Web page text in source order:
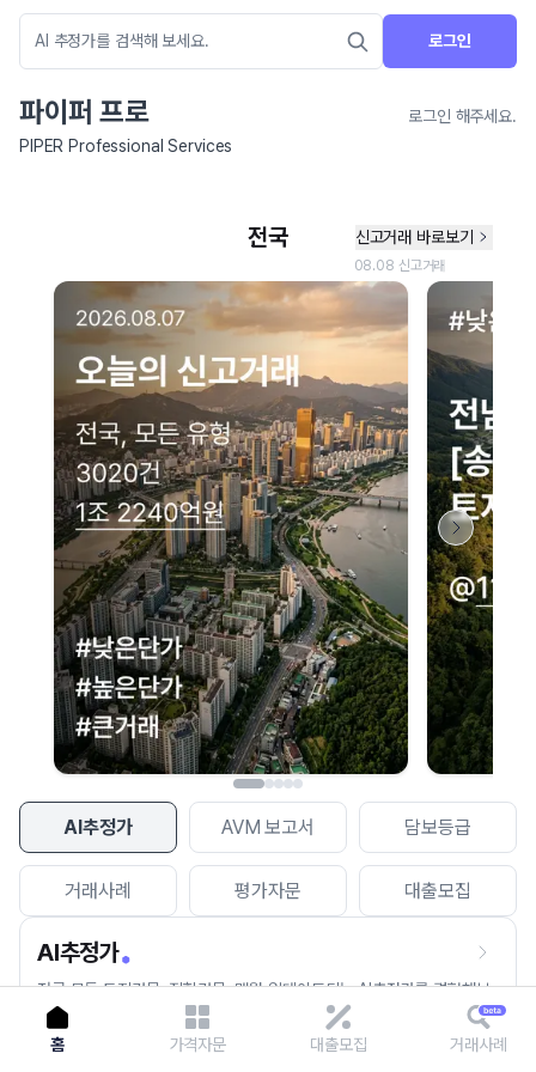
로그인
파이퍼 프로
로그인 해주세요.
PIPER Professional Services
AI추정가 AVM 보고서 담보등급
거래사례 평가자문 대출모집
AI추정가
전국 모든 토지건물, 집합건물, 매월 업데이트되는 AI추정가를 경험해보
세요.
네이버 지도 연결 안내
현재 네이버 지도 연결이 원활하지 않아 지도를 불러올 수 없습니다.
이용에 불편을 드려 죄송합니다.
다시 시도
홈 가격자문 대출모집 거래사례